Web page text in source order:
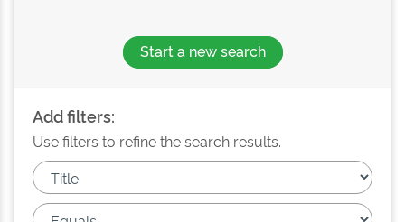
Start a new search
Add filters:
Use filters to refine the search results.